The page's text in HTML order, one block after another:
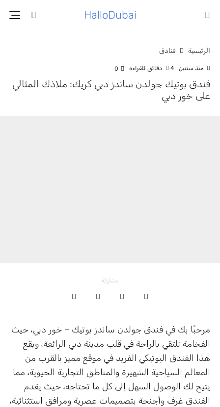
HalloDubai
الرئيسية فنادق
منذ سنتين 4 دقائق للقراءة 0
فندق بوتيك جولدن ساندز دبي كريك: ملاذك المثالي
على خور دبي
مشاركة
مرحبًا بك في فندق جولدن ساندز بوتيك – خور دبي، حيث
الفخامة تلتقي بالراحة في قلب مدينة دبي الرائعة، ويقع
هذا الفندق البوتيكي الفريد في موقع مميز بالقرب من
المعالم السياحية الشهيرة والمناطق التجارية الحيوية، مما
يتيح لك الوصول السهل إلى كل ما تحتاجه، حيث يقدم
الفندق غرف وأجنحة بتصميمات عصرية ومرافق استثنائية،